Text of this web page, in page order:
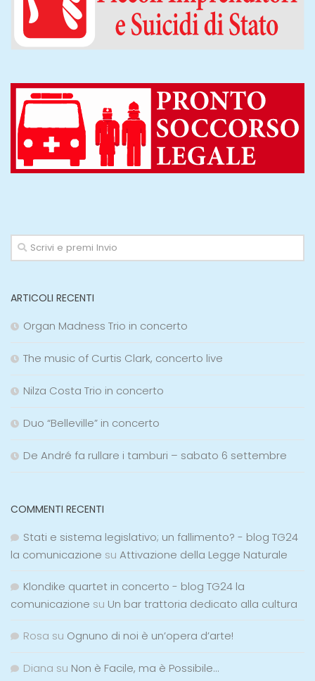
ARTICOLI RECENTI
Organ Madness Trio in concerto
The music of Curtis Clark, concerto live
Nilza Costa Trio in concerto
Duo “Belleville” in concerto
De André fa rullare i tamburi – sabato 6 settembre
COMMENTI RECENTI
Stati e sistema legislativo; un fallimento? - blog TG24
la comunicazione su Attivazione della Legge Naturale
Klondike quartet in concerto - blog TG24 la
comunicazione su Un bar trattoria dedicato alla cultura
Rosa su Ognuno di noi è un’opera d’arte!
Diana su Non è Facile, ma è Possibile…